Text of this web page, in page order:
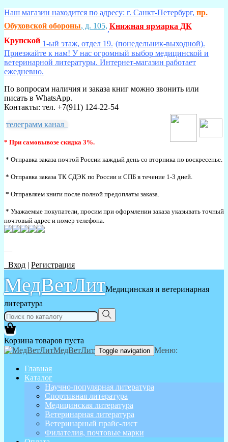
Наш магазин находится по адресу: г. Санкт-Петербург, пр.
Обуховской обороны, д. 105,,Книжная ярмарка ДК
Крупской 1-ый этаж, отдел 19. (понедельник-выходной).
Приезжайте к нам! У нас огромный выбор медицинской и
ветеринарной литературы. Интернет-магазин работает
ежедневно.
По вопросам наличия и заказа книг можно звонить или
писать в WhatsApp.
Контакты: тел. +7(911) 124-22-54
телеграмм канал
* При самовывозе скидка 3%.
* Отправка заказа почтой России каждый день со вторника по воскресенье.
* Отправка заказа ТК СДЭК по России и СПБ в течение 1-3 дней.
* Отправляем книги после полной предоплаты заказа.
* Уважаемые покупатели, просим при оформлении заказа указывать точный
почтовый адрес и номер телефона.
Вход | Регистрация
МедВетЛитМедицинская и ветеринарная
литература
Корзина товаров пуста
МедВетЛит Toggle navigation Меню:
Главная
Каталог
Научно-популярная литература
Спортивная литература
Медицинская литература
Ветеринарная литература
Ветеринарный прайс-лист
Филателия, почтовые марки